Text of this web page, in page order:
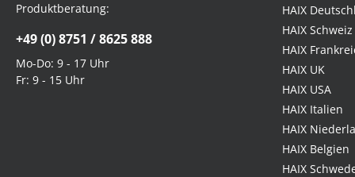
Produktberatung:
+49 (0) 8751 / 8625 888
Mo-Do: 9 - 17 Uhr
Fr: 9 - 15 Uhr
HAIX
HAIX Schweiz
HAIX
HAIX UK
HAIX USA
HAIX Italien
HAIX
HAIX Belgien
HAIX